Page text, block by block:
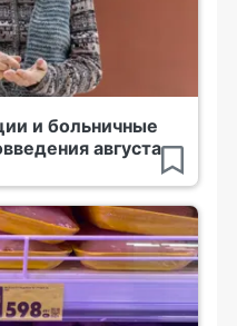
и больничные
августа